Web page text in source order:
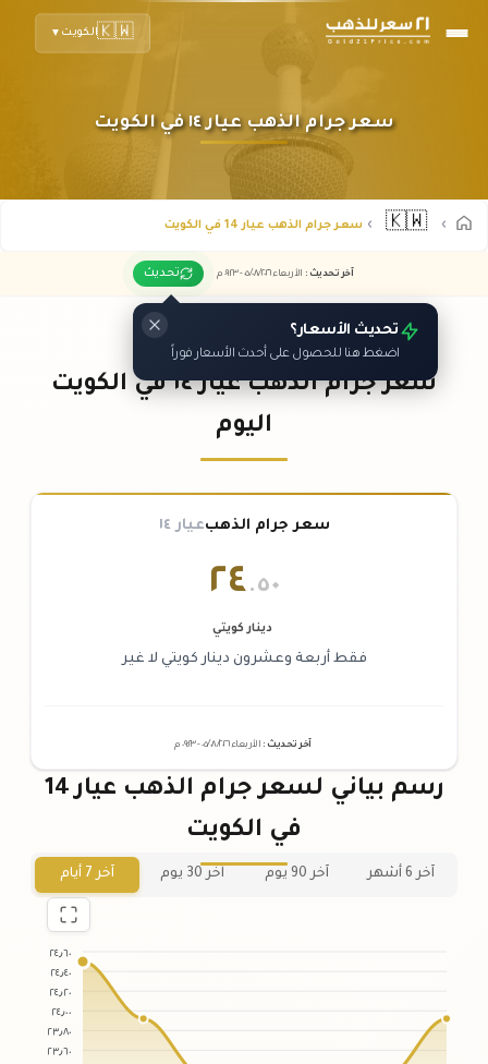
🇰🇼الكويت ▼
سعر جرام الذهب عيار ١٤ في الكويت
🇰🇼 سعر جرام الذهب عيار 14 في الكويت
آخر تحديث : الأربعاء ٠٥ /٠٨/٢٠٢٦ - ٠٩:٢٣ م تحديث
تحديث الأسعار؟
اضغط هنا للحصول على أحدث الأسعار فوراً
سعر جرام الذهب عيار ١٤ في الكويت
اليوم
سعر جرام الذهبعيار ١٤
٢٤.٥٠
دينار كويتي
فقط أربعة وعشرون دينار كويتي لا غير
آخر تحديث : الأربعاء ٠٥ /٠٨/٢٠٢٦ - ٠٩:٢٣م
رسم بياني لسعر جرام الذهب عيار 14
في الكويت
آخر 6 أشهر آخر 90 يوم آخر 30 يوم آخر 7 أيام
٢٤٫٦٠
٢٤٫٤٠
٢٤٫٢٠
٢٤٫٠٠
٢٣٫٨٠
٢٣٫٦٠